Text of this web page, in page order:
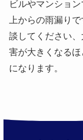
ビルやマンショ
上からの雨漏り
談してください
害が大きくなる
になります。